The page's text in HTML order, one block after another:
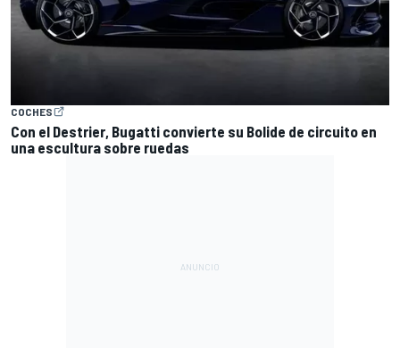
COCHES
Con el Destrier, Bugatti convierte su Bolide de circuito en
una escultura sobre ruedas